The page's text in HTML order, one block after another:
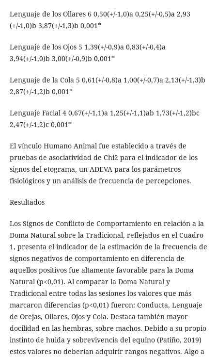
Lenguaje de los Ollares 6 0,50(+/-1,0)a 0,25(+/-0,5)a 2,93
(+/-1,0)b 3,87(+/-1,3)b 0,001*
Lenguaje de los Ojos 5 1,39(+/-0,9)a 0,83(+/-0,4)a
3,94(+/-1,0)b 3,00(+/-0,9)b 0,001*
Lenguaje de la Cola 5 0,61(+/-0,8)a 1,00(+/-0,7)a 2,13(+/-1,3)b
2,87(+/-1,2)b 0,001*
Lenguaje Facial 4 0,67(+/-1,1)a 1,25(+/-1,1)ab 1,73(+/-1,2)bc
2,47(+/-1,2)c 0,001*
El vínculo Humano Animal fue establecido a través de
pruebas de asociatividad de Chi2 para el indicador de los
signos del etograma, un ADEVA para los parámetros
fisiológicos y un análisis de frecuencia de percepciones.
Resultados
Los Signos de Conflicto de Comportamiento en relación a la
Doma Natural sobre la Tradicional, reflejados en el Cuadro
1, presenta el indicador de la estimación de la frecuencia de
signos negativos de comportamiento en diferencia de
aquellos positivos fue altamente favorable para la Doma
Natural (p<0,01). Al comparar la Doma Natural y
Tradicional entre todas las sesiones los valores que más
marcaron diferencias (p<0,01) fueron: Conducta, Lenguaje
de Orejas, Ollares, Ojos y Cola. Destaca también mayor
docilidad en las hembras, sobre machos. Debido a su propio
instinto de huida y sobrevivencia del equino (Patiño, 2019)
estos valores no deberían adquirir rangos negativos. Algo a